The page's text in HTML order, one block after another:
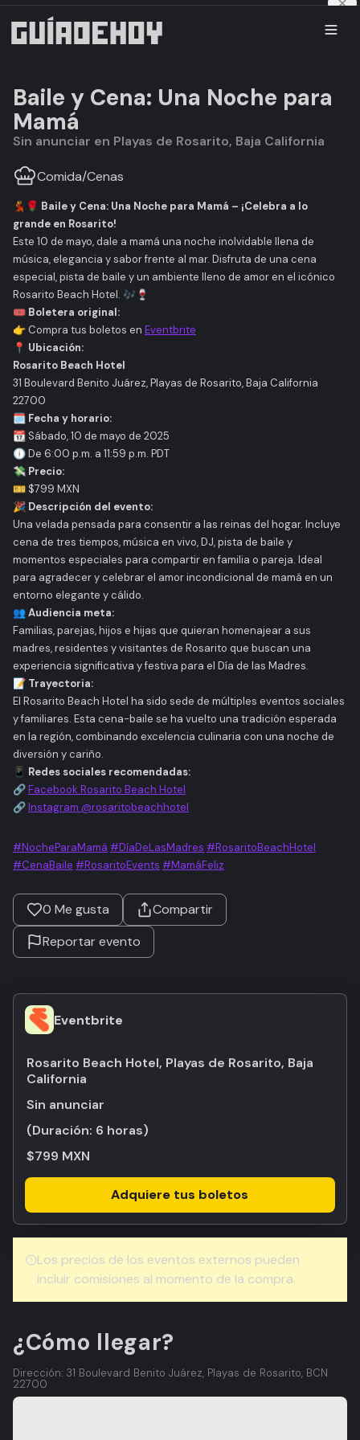
Baile y Cena: Una Noche para
Mamá
Sin anunciar en Playas de Rosarito, Baja California
Comida/Cenas
💃🌹 Baile y Cena: Una Noche para Mamá – ¡Celebra a lo
grande en Rosarito!
Este 10 de mayo, dale a mamá una noche inolvidable llena de
música, elegancia y sabor frente al mar. Disfruta de una cena
especial, pista de baile y un ambiente lleno de amor en el icónico
Rosarito Beach Hotel. 🎶🍷
🎟️ Boletera original:
👉 Compra tus boletos en Eventbrite
📍 Ubicación:
Rosarito Beach Hotel
31 Boulevard Benito Juárez, Playas de Rosarito, Baja California
22700
🗓️ Fecha y horario:
📆 Sábado, 10 de mayo de 2025
🕕 De 6:00 p.m. a 11:59 p.m. PDT
💸 Precio:
🎫 $799 MXN
🎉 Descripción del evento:
Una velada pensada para consentir a las reinas del hogar. Incluye
cena de tres tiempos, música en vivo, DJ, pista de baile y
momentos especiales para compartir en familia o pareja. Ideal
para agradecer y celebrar el amor incondicional de mamá en un
entorno elegante y cálido.
👥Audiencia meta:
Familias, parejas, hijos e hijas que quieran homenajear a sus
madres, residentes y visitantes de Rosarito que buscan una
experiencia significativa y festiva para el Día de las Madres.
📝 Trayectoria:
El Rosarito Beach Hotel ha sido sede de múltiples eventos sociales
y familiares. Esta cena-baile se ha vuelto una tradición esperada
en la región, combinando excelencia culinaria con una noche de
diversión y cariño.
📱 Redes sociales recomendadas:
🔗Facebook Rosarito Beach Hotel
🔗Instagram @rosaritobeachhotel
#NocheParaMamá #DíaDeLasMadres #RosaritoBeachHotel
#CenaBaile #RosaritoEvents #MamáFeliz
0 Me gusta
Compartir
Reportar evento
Eventbrite
Rosarito Beach Hotel, Playas de Rosarito, Baja
California
Sin anunciar
(Duración: 6 horas)
$799 MXN
Adquiere tus boletos
Los precios de los eventos externos pueden
incluir comisiones al momento de la compra.
¿Cómo llegar?
Dirección: 31 Boulevard Benito Juárez, Playas de Rosarito, BCN
22700